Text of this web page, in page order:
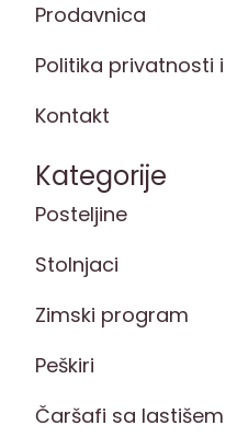
Prodavnica
Politika privatnosti
Kontakt
Kategorije
Posteljine
Stolnjaci
Zimski program
Peškiri
Čaršafi sa lastišem